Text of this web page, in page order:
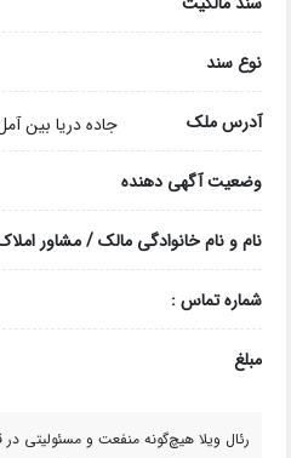
نوع سند
آدرس ملک جاده دریا بین
وضعیت آگهی دهنده
نام و نام خانوادگی مالک / مشاور
شماره تماس :
مبلغ
رئال ویلا هیچ‌گونه منفعت و مسئولیتی در